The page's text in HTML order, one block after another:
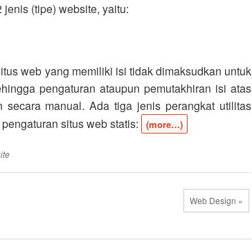
(tipe) website, yaitu:
web yang memiliki isi tidak dimaksudkan untuk
pengaturan ataupun pemutakhiran isi atas
secara manual. Ada tiga jenis perangkat utilitas
situs web statis:
(more…)
Web Design »